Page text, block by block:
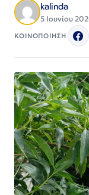
kalinda
5 Ιουνίου
ΚΟΙΝΟΠΟΙΗΣΗ